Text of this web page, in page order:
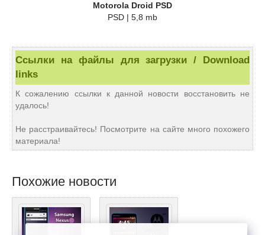
Motorola Droid PSD
PSD | 5,8 mb
Ссылки на файлы для загрузки / Download
links
К сожалению ссылки к данной новости восстановить не
удалось!
Не расстраивайтесь! Посмотрите на сайте много похожего
материала!
Похожие новости